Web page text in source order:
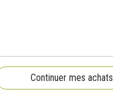
Continuer mes achats